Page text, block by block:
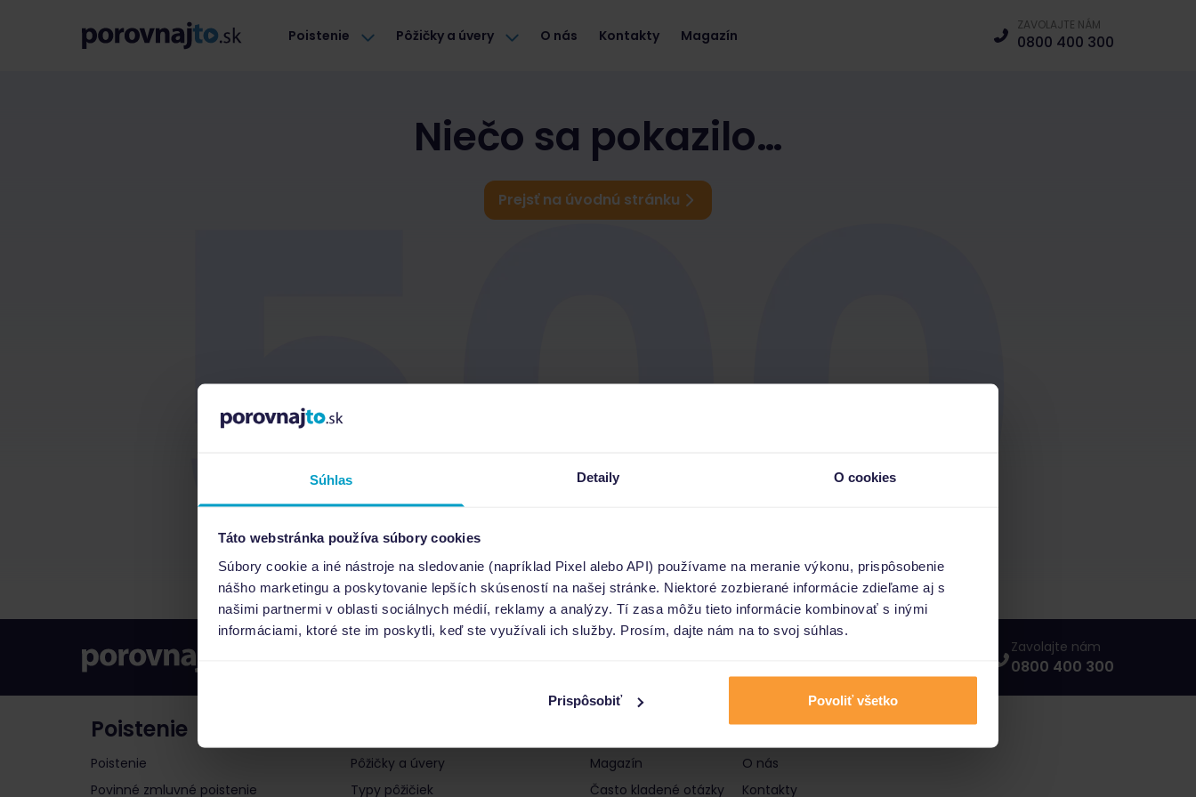
Súhlas Detaily O cookies
Táto webstránka používa súbory cookies
Súbory cookie a iné nástroje na sledovanie (napríklad Pixel alebo API) používame na meranie výkonu, prispôsobenie
nášho marketingu a poskytovanie lepších skúseností na našej stránke. Niektoré zozbierané informácie zdieľame aj s
našimi partnermi v oblasti sociálnych médií, reklamy a analýzy. Tí zasa môžu tieto informácie kombinovať s inými
informáciami, ktoré ste im poskytli, keď ste využívali ich služby. Prosím, dajte nám na to svoj súhlas.
Prispôsobiť Povoliť všetko
Poistenie Pôžičky a úvery O nás Kontakty Magazín
ZAVOLAJTE NÁM
0800 400 300
Niečo sa pokazilo…
Prejsť na úvodnú stránku
Zavolajte nám
0800 400 300
Poistenie
Poistenie
Povinné zmluvné poistenie
Pôžičky a úvery
Typy pôžičiek
Magazín
Často kladené otázky
Porovnajto.sk
O nás
Kontakty